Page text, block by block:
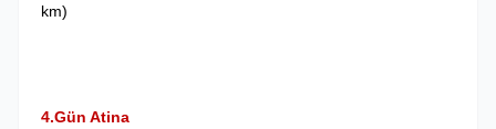
km)
4.Gün Atina